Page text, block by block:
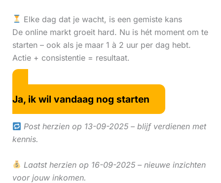
Elke dag dat je wacht, is een gemiste kans
De online markt groeit hard. Nu is hét moment om te
starten – ook als je maar 1 à 2 uur per dag hebt.
Actie + consistentie = resultaat.
Ja, ik wil vandaag nog starten
Post herzien op 13-09-2025 – blijf verdienen met
kennis.
Laatst herzien op 16-09-2025 – nieuwe inzichten
voor jouw inkomen.